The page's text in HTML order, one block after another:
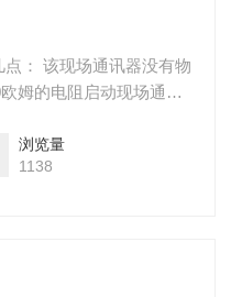
： 该现场通讯器没有物
姆的电阻启动现场通讯
浏览量
1138